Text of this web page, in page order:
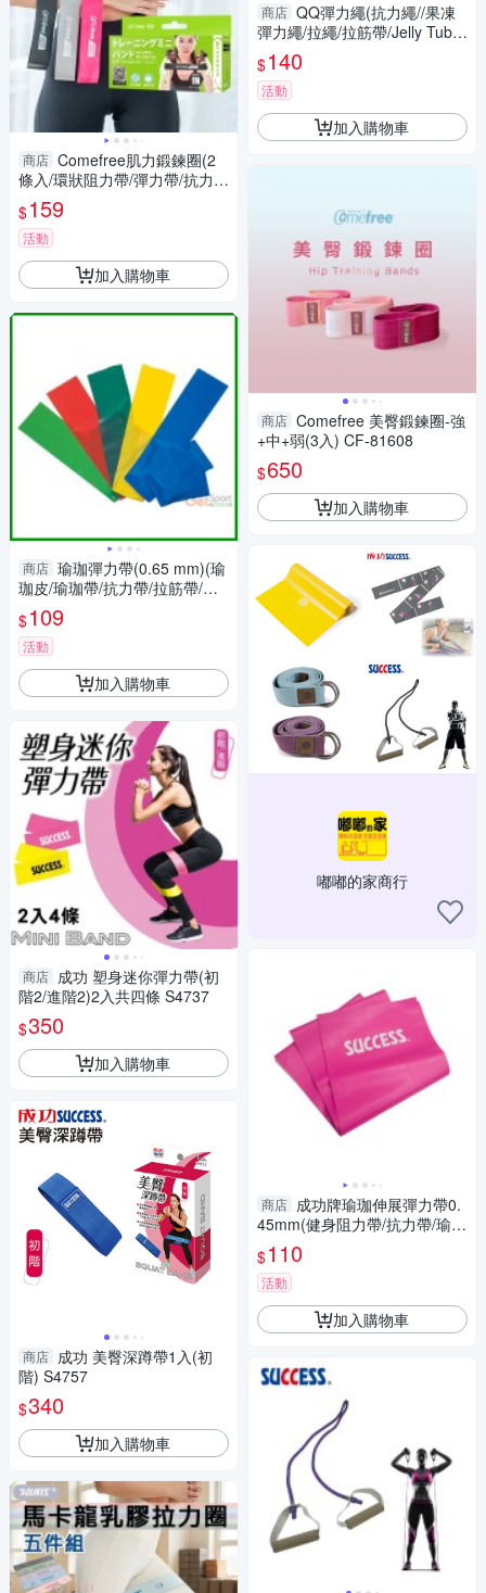
商店 Comefree肌力鍛鍊圈(2
條入/環狀阻力帶/彈力帶/抗力
圈/乳膠拉力環/橡膠瑜珈圈/伸展
帶/GetSport)
$159
活動
加入購物車
商店 瑜珈彈力帶(0.65 mm)(瑜
珈皮/瑜珈帶/抗力帶/拉筋帶/皮
拉提斯帶/伸展帶/GetSport)
$109
活動
加入購物車
商店 成功 塑身迷你彈力帶(初
階2/進階2)2入共四條 S4737
$350
加入購物車
商店 成功 美臀深蹲帶1入(初
階) S4757
$340
加入購物車
商店 QQ彈力繩(抗力繩//果凍
彈力繩/拉繩/拉筋帶/Jelly Tube/
QQ果凍彈力繩/GetSport)
$140
活動
加入購物車
商店 Comefree 美臀鍛鍊圈-強
+中+弱(3入) CF-81608
$650
加入購物車
嘟嘟的家商行
商店 成功牌瑜珈伸展彈力帶0.
45mm(健身阻力帶/抗力帶/瑜伽
皮/瑜珈帶/皮拉提斯帶/GetSpor
t)
$110
活動
加入購物車